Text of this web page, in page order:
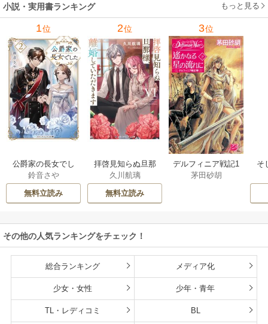
小説・実用書ランキング もっと見る
1位
公爵家の長女でし
た
鈴音さや
無料立読み
2位
拝啓見知らぬ旦那
様、離婚していた
だきます
久川航璃
無料立読み
3位
デルフィニア戦記1
茅田砂胡
そ
その他の人気ランキングをチェック！
総合ランキング メディア化
少女・女性 少年・青年
TL・レディコミ BL